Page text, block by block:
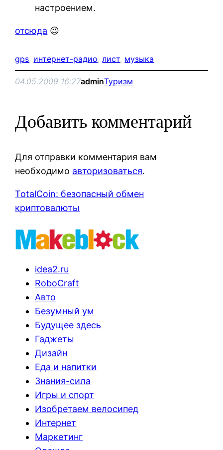
настроением.
отсюда 😉
gps, интернет-радио, лист, музыка
04.05.2009 16:27adminТуризм
Добавить комментарий
Для отправки комментария вам
необходимо авторизоваться.
TotalCoin: безопасный обмен
криптовалюты
idea2.ru
RoboCraft
Авто
Безумный ум
Будущее здесь
Гаджеты
Дизайн
Еда и напитки
Знания-сила
Игры и спорт
Изобретаем велосипед
Интернет
Маркетинг